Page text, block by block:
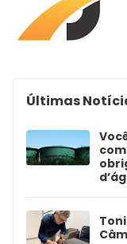
Últimas